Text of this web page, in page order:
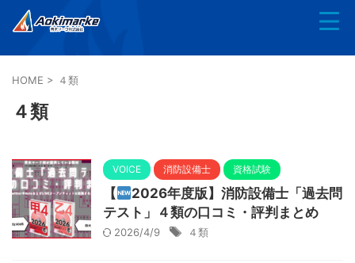
HOME > ４類
４類
VOICE 消防設備士 資格試験
【
2026年度版】消防設備士「過去問
テスト」４類の口コミ・評判まとめ
2026/4/9 ４類